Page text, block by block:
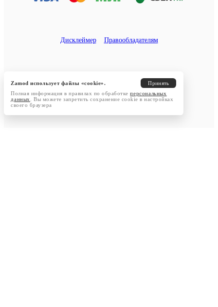
Дисклеймер Правообладателям
Zamod использует файлы «cookie».
Принять
Полная информация в правилах по обработкеперсональных
данных
. Вы можете запретить сохранение cookie в настройках
своего браузера